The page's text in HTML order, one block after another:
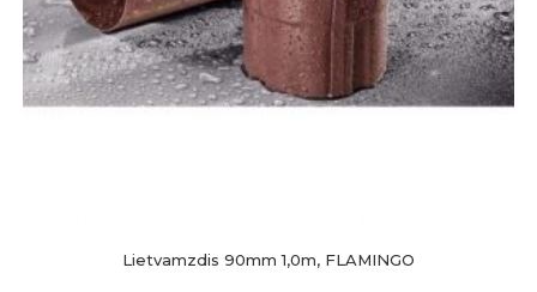
Lietvamzdis 90mm 1,0m, FLAMINGO